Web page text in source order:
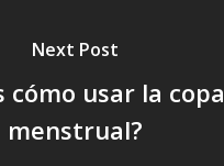
Next Post
cómo usar la copa
menstrual?